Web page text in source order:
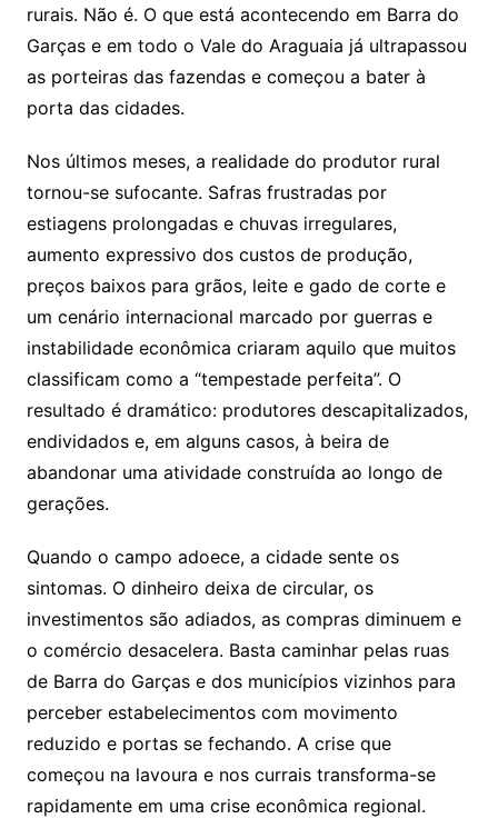
rurais. Não é. O que está acontecendo em Barra do
Garças e em todo o Vale do Araguaia já ultrapassou
as porteiras das fazendas e começou a bater à
porta das cidades.
Nos últimos meses, a realidade do produtor rural
tornou-se sufocante. Safras frustradas por
estiagens prolongadas e chuvas irregulares,
aumento expressivo dos custos de produção,
preços baixos para grãos, leite e gado de corte e
um cenário internacional marcado por guerras e
instabilidade econômica criaram aquilo que muitos
classificam como a “tempestade perfeita”. O
resultado é dramático: produtores descapitalizados,
endividados e, em alguns casos, à beira de
abandonar uma atividade construída ao longo de
gerações.
Quando o campo adoece, a cidade sente os
sintomas. O dinheiro deixa de circular, os
investimentos são adiados, as compras diminuem e
o comércio desacelera. Basta caminhar pelas ruas
de Barra do Garças e dos municípios vizinhos para
perceber estabelecimentos com movimento
reduzido e portas se fechando. A crise que
começou na lavoura e nos currais transforma-se
rapidamente em uma crise econômica regional.